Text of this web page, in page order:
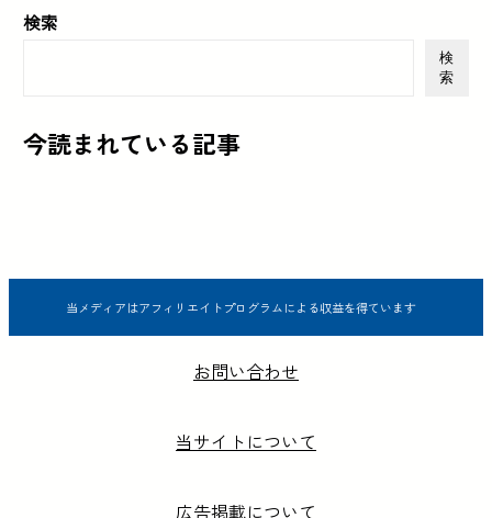
検索
検
索
今読まれている記事
当メディアはアフィリエイトプログラムによる収益を得ています
お問い合わせ
当サイトについて
広告掲載について